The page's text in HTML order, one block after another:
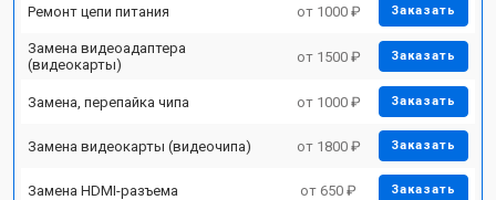
Ремонт цепи питания от 1000 ₽ Заказать
Замена видеоадаптера
(видеокарты)
от 1500 ₽ Заказать
Замена, перепайка чипа от 1000 ₽ Заказать
Замена видеокарты (видеочипа) от 1800 ₽ Заказать
Замена HDMI-разъема от 650 ₽ Заказать